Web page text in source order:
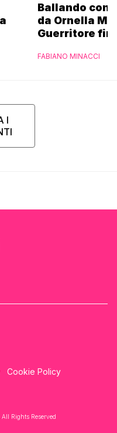
Ballando con
da Ornella
Guerritore
l’esclusiva di
FABIANO MINACCI
I
Cookie Policy
Rights Reserved